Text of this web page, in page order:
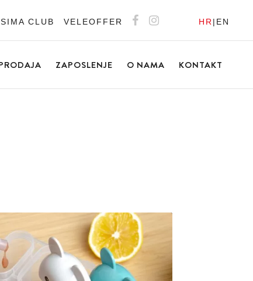
CLUB VELEOFFER HR | EN
ZAPOSLENJE O NAMA KONTAKT